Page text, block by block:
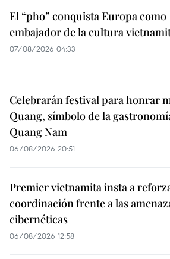
El “pho” conquista Europa como
embajador de la cultura
07/08/2026 04:33
Celebrarán festival para honrar
Quang, símbolo de la
Quang Nam
06/08/2026 20:51
Premier vietnamita insta a
coordinación frente a las
cibernéticas
06/08/2026 12:58